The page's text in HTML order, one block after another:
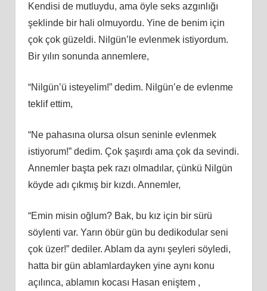
Kendisi de mutluydu, ama öyle seks azgınlığı
şeklinde bir hali olmuyordu. Yine de benim için
çok çok güzeldi. Nilgün’le evlenmek istiyordum.
Bir yılın sonunda annemlere,
“Nilgün’ü isteyelim!” dedim. Nilgün’e de evlenme
teklif ettim,
“Ne pahasına olursa olsun seninle evlenmek
istiyorum!” dedim. Çok şaşırdı ama çok da sevindi.
Annemler başta pek razı olmadılar, çünkü Nilgün
köyde adı çıkmış bir kızdı. Annemler,
“Emin misin oğlum? Bak, bu kız için bir sürü
söylenti var. Yarın öbür gün bu dedikodular seni
çok üzer!” dediler. Ablam da aynı şeyleri söyledi,
hatta bir gün ablamlardayken yine aynı konu
açılınca, ablamın kocası Hasan eniştem ,